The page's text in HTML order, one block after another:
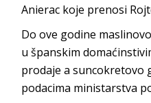
Anierac koje prenosi
Do ove godine
u španskim
prodaje a suncokretovo
podacima ministarstva